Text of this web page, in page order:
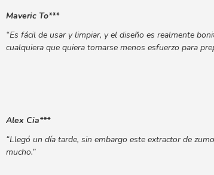
Maveric To***
“Es fácil de usar y limpiar, y el diseño es realmente
cualquiera que quiera tomarse menos esfuerzo para
Alex Cia***
“Llegó un día tarde, sin embargo este extractor de
mucho.”